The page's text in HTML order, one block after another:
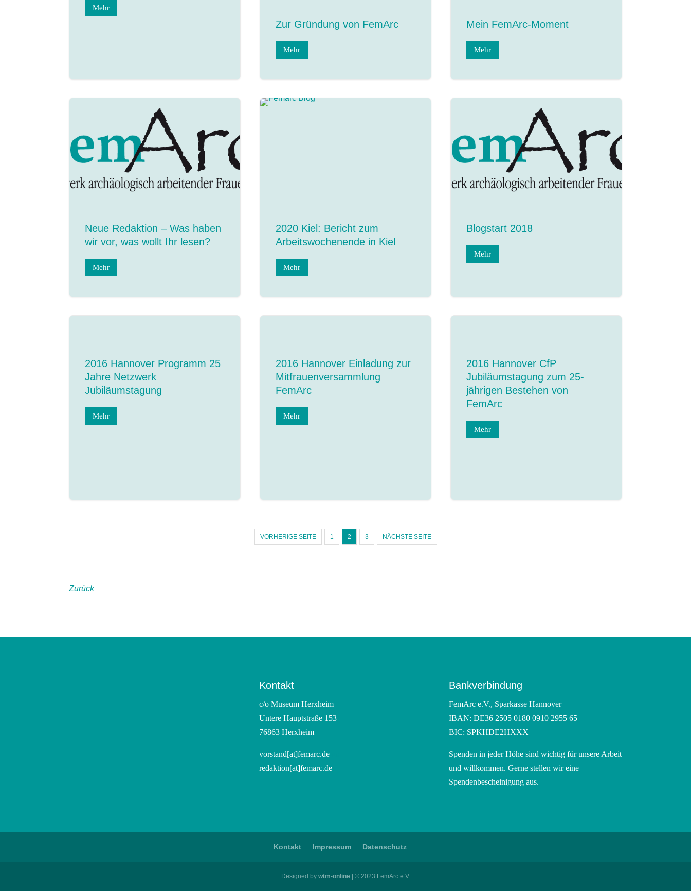
Mehr
Zur Gründung von FemArc
Mehr
Mein FemArc-Moment
Mehr
Neue Redaktion – Was haben
wir vor, was wollt Ihr lesen?
Mehr
2020 Kiel: Bericht zum
Arbeitswochenende in Kiel
Mehr
Blogstart 2018
Mehr
2016 Hannover Programm 25
Jahre Netzwerk
Jubiläumstagung
Mehr
2016 Hannover Einladung zur
Mitfrauenversammlung
FemArc
Mehr
2016 Hannover CfP
Jubiläumstagung zum 25-
jährigen Bestehen von
FemArc
Mehr
VORHERIGE SEITE 1 2 3 NÄCHSTE SEITE
Zurück
Kontakt
c/o Museum Herxheim
Untere Hauptstraße 153
76863 Herxheim
vorstand[at]femarc.deors
redaktion[at]femarc.der
Bankverbindung
FemArc e.V., Sparkasse Hannover
IBAN: DE36 2505 0180 0910 2955 65
BIC: SPKHDE2HXXX
Spenden in jeder Höhe sind wichtig für unsere Arbeit
und willkommen. Gerne stellen wir eine
Spendenbescheinigung aus.
Kontakt Impressum Datenschutz
Designed by wtm-online| © 2023 FemArc e.V.